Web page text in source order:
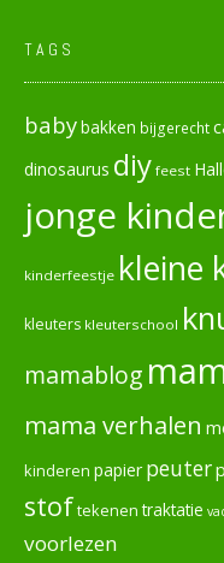
TAGS
baby bakken bijgerecht
dinosaurus diy feest
jonge
kinderfeestje kleine
kleuters kleuterschool
mamablog
mama verhalen
kinderen papier peuter
stoftekenen traktatie
voorlezen